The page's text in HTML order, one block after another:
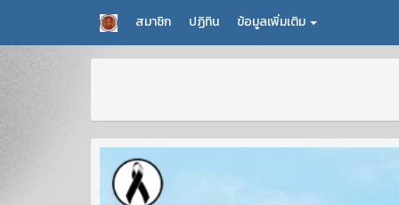
สมาชิก ปฏิทิน ข้อมูลเพิ่มเติม